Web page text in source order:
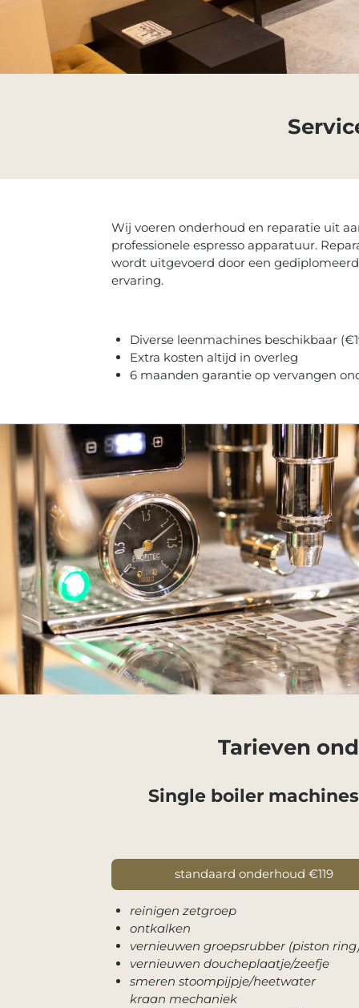
Wij voeren onderhoud en reparatie uit
professionele espresso apparatuur.
wordt uitgevoerd door een
ervaring.
Diverse leenmachines beschikbaar
Extra kosten altijd in overleg
6 maanden garantie op vervangen
Tarieven
Single boiler machines
standaard onderhoud €119
reinigen zetgroep
ontkalken
vernieuwen groepsrubber (piston
vernieuwen doucheplaatje/zeefje
smeren stoompijpje/heetwater
kraan mechaniek